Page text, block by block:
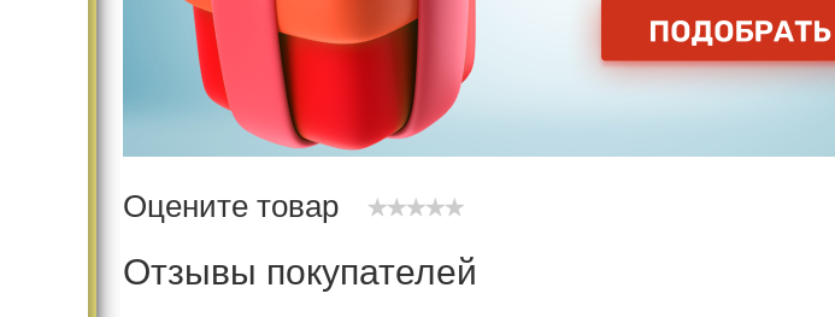
Оцените товар
Отзывы покупателей